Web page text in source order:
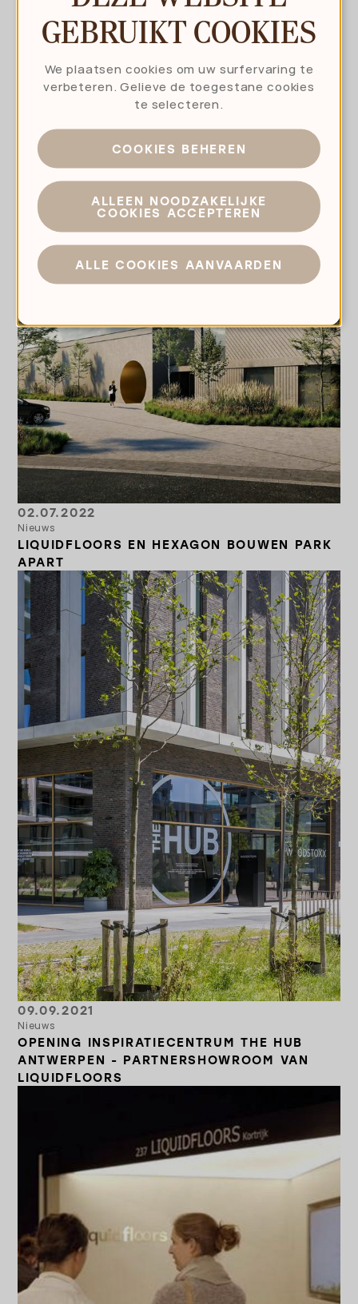
LIQUIDFLOORS BOUWT NIEUW
HOOFDKWARTIER MET HEXAGON
Nieuws
LIQUIDFLOORS EN HEXAGON BOUWEN PARK
APART
02.07.2022
Nieuws
OPENING INSPIRATIECENTRUM THE HUB
ANTWERPEN - PARTNERSHOWROOM VAN
LIQUIDFLOORS
09.09.2021
Nieuws
GEBRUIKT COOKIES
We plaatsen cookies om uw surfervaring te
verbeteren. Gelieve de toegestane cookies
te selecteren.
COOKIES BEHEREN
ALLEEN NOODZAKELIJKE
COOKIES ACCEPTEREN
ALLE COOKIES AANVAARDEN